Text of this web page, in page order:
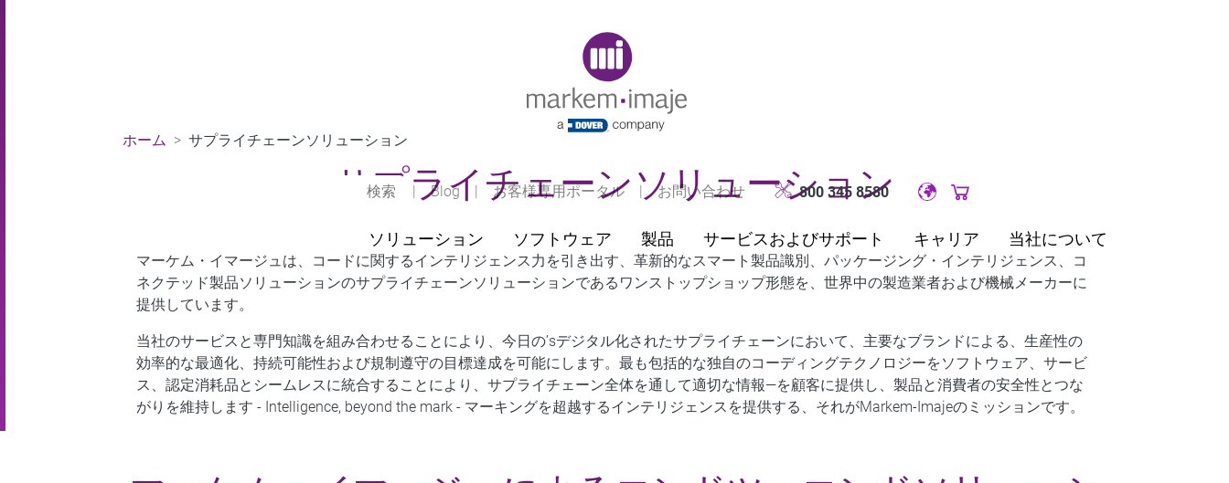
| Blog | お客様専用ポータル | お問い合わせ 800 345 8580 Original image URL link
ソリューション ソフトウェア 製品 サービスおよびサポート キャリア 当社について
ホーム サプライチェーンソリューション
サプライチェーンソリューション
マーケム・イマージュは、コードに関するインテリジェンス力を引き出す、革新的なスマート製品識別、パッケージング・インテリジェンス、コ
ネクテッド製品ソリューションのサプライチェーンソリューションであるワンストップショップ形態を、世界中の製造業者および機械メーカーに
提供しています。
当社のサービスと専門知識を組み合わせることにより、今日の’sデジタル化されたサプライチェーンにおいて、主要なブランドによる、生産性の
効率的な最適化、持続可能性および規制遵守の目標達成を可能にします。最も包括的な独自のコーディングテクノロジーをソフトウェア、サービ
ス、認定消耗品とシームレスに統合することにより、サプライチェーン全体を通して適切な情報—を顧客に提供し、製品と消費者の安全性とつな
がりを維持します - Intelligence, beyond the mark - マーキングを超越するインテリジェンスを提供する、それがMarkem-Imajeのミッションです。